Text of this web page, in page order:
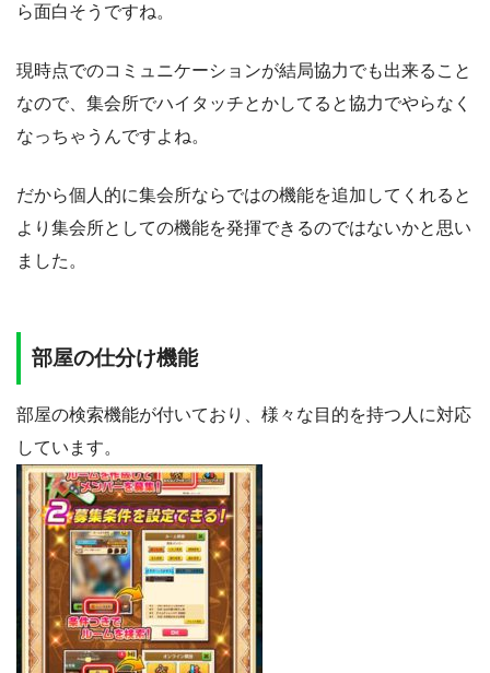
ら面白そうですね。
現時点でのコミュニケーションが結局協力でも出来ること
なので、集会所でハイタッチとかしてると協力でやらなく
なっちゃうんですよね。
だから個人的に集会所ならではの機能を追加してくれると
より集会所としての機能を発揮できるのではないかと思い
ました。
部屋の仕分け機能
部屋の検索機能が付いており、様々な目的を持つ人に対応
しています。